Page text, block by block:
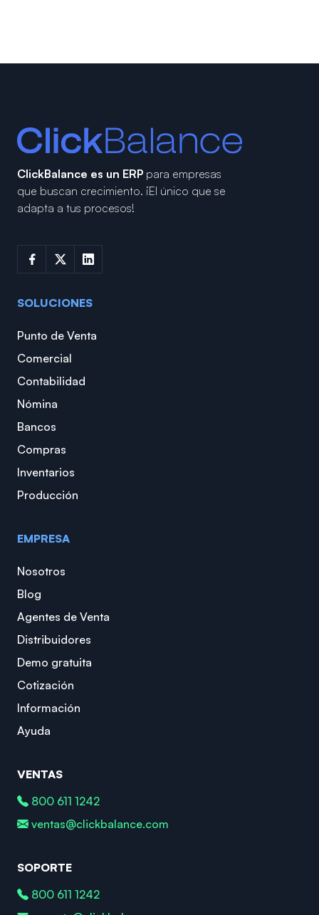
ClickBalance es un ERP para empresas
que buscan crecimiento. ¡El único que se
adapta a tus procesos!
SOLUCIONES
Punto de Venta
Comercial
Contabilidad
Nómina
Bancos
Compras
Inventarios
Producción
EMPRESA
Nosotros
Blog
Agentes de Venta
Distribuidores
Demo gratuita
Cotización
Información
Ayuda
VENTAS
800 611 1242
ventas@clickbalance.com
SOPORTE
800 611 1242